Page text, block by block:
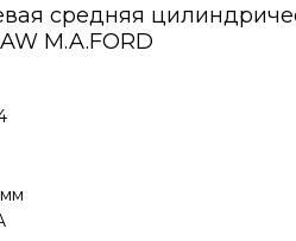
средняя
M.A.FORD